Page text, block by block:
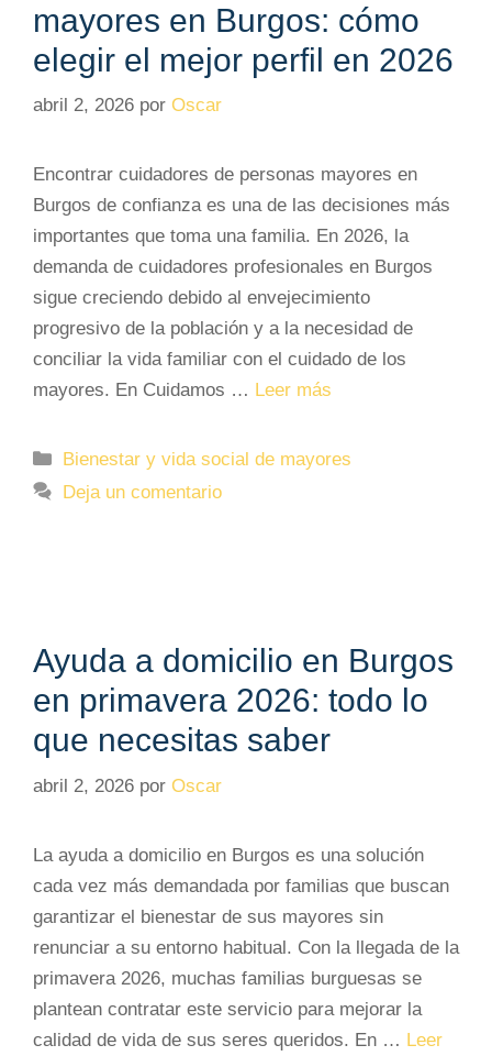
mayores en Burgos: cómo
elegir el mejor perfil en 2026
abril 2, 2026 por Oscar
Encontrar cuidadores de personas mayores en
Burgos de confianza es una de las decisiones más
importantes que toma una familia. En 2026, la
demanda de cuidadores profesionales en Burgos
sigue creciendo debido al envejecimiento
progresivo de la población y a la necesidad de
conciliar la vida familiar con el cuidado de los
mayores. En Cuidamos … Leer más
Categorías
Bienestar y vida social de mayores
Deja un comentario
Ayuda a domicilio en Burgos
en primavera 2026: todo lo
que necesitas saber
abril 2, 2026 por Oscar
La ayuda a domicilio en Burgos es una solución
cada vez más demandada por familias que buscan
garantizar el bienestar de sus mayores sin
renunciar a su entorno habitual. Con la llegada de la
primavera 2026, muchas familias burguesas se
plantean contratar este servicio para mejorar la
calidad de vida de sus seres queridos. En … Leer